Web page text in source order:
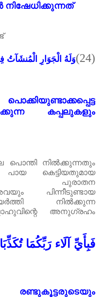
وَلَهُ الْجَوَارِ الْمُنشَآتُ(24)
കപ്പലുകളും
പൊന്തി നിൽക്കുന്നതും
പായ കെട്ടിയതുമായ
പുരാതന
പിന്നീടുണ്ടായ
നിൽക്കുന്ന
അനുഗ്രഹം
فَبِأَيِّ آلَاء رَبِّكُمَا